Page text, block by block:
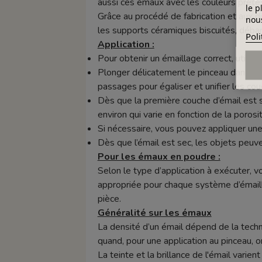
Grâce au procédé de fabrication et aux
les supports céramiques biscuités,
Application :
Pour obtenir un émaillage correct,
Plonger délicatement le pinceau dans
passages pour égaliser et unifier les
Dès que la première couche d’émail
environ qui varie en fonction de la
Si nécessaire, vous pouvez appliquer
Dès que l’émail est sec, les objets
Pour les émaux en poudre :
Selon le type d’application à exécuter,
appropriée pour chaque système
pièce.
Généralité sur les émaux
La densité d’un émail dépend de la
quand, pour une application au pinceau,
La teinte et la brillance de l'émail
le